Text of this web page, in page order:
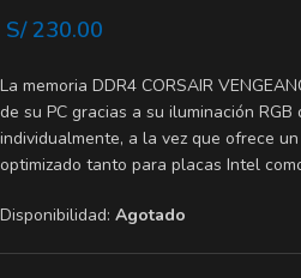
S/230.00
La memoria DDR4 CORSAIR
de su PC gracias a su iluminación
individualmente, a la vez que ofrece
optimizado tanto para placas Intel
Disponibilidad: Agotado